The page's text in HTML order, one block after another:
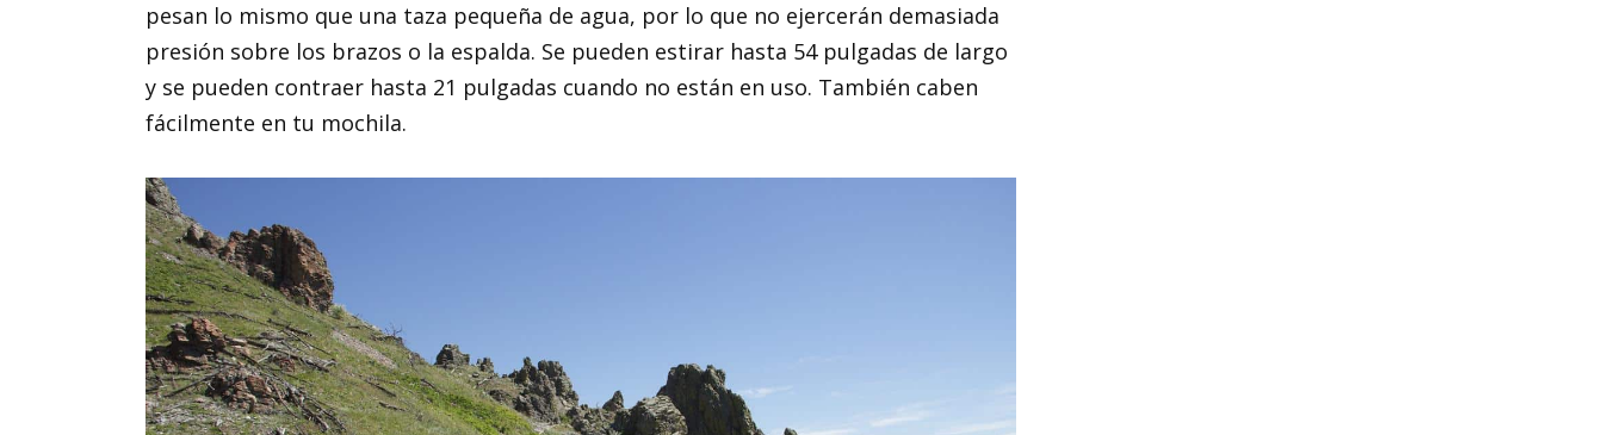
pesan lo mismo que una taza pequeña de agua, por lo que no ejercerán demasiada
presión sobre los brazos o la espalda. Se pueden estirar hasta 54 pulgadas de largo
y se pueden contraer hasta 21 pulgadas cuando no están en uso. También caben
fácilmente en tu mochila.